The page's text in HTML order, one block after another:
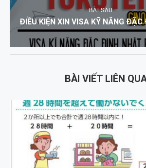
BÀI SAU
ĐIỀU KIỆN XIN VISA KỸ NĂNG
BÀI VIẾT LIÊN